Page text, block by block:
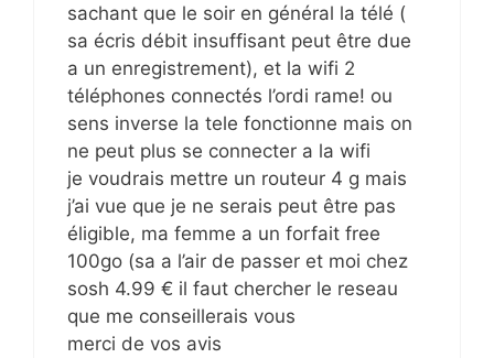
sachant que le soir en général la télé (
sa écris débit insuffisant peut être due
a un enregistrement), et la wifi 2
téléphones connectés l’ordi rame! ou
sens inverse la tele fonctionne mais on
ne peut plus se connecter a la wifi
je voudrais mettre un routeur 4 g mais
j’ai vue que je ne serais peut être pas
éligible, ma femme a un forfait free
100go (sa a l’air de passer et moi chez
sosh 4.99 € il faut chercher le reseau
que me conseillerais vous
merci de vos avis